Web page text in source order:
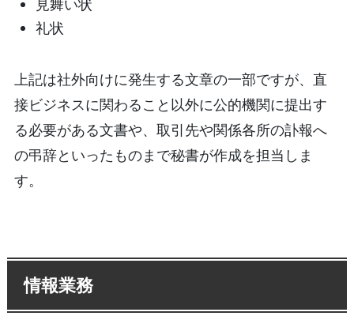
礼状
上記は社外向けに発生する文章の一部ですが、直
接ビジネスに関わること以外に公的機関に提出す
る必要がある文書や、取引先や関係各所の訃報へ
の弔辞といったものまで秘書が作成を担当しま
す。
情報業務